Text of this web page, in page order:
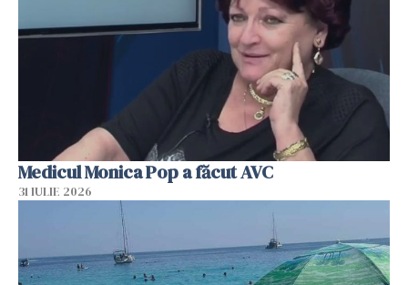
Medicul Monica Pop a făcut AVC
31 IULIE 2026